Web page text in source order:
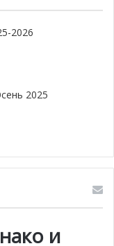
2026
2025
и